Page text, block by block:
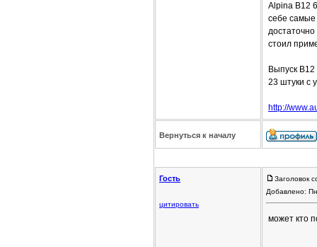
Alpina B12
себе самые
стоил
Выпуск
23 штуки с
http://
Вернуться к началу
Гость
цитировать
Заголовок
Добавлено:
может кто